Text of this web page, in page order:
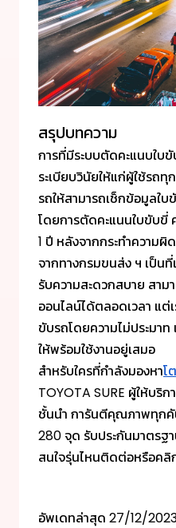
สรุปบทความ
การที่มีระบบตัดคะแนบใบ
ระเบียบวินัยให้แก่ผู้ใช้รถ
รถให้สามารถเช็กข้อมูลใ
โดยการตัดคะแนนใบขับขี่
1 ปี หลังจากกระทำความผิ
จากทางกรมขนส่ง ฯ เป็นที่
รับความสะดวกสบาย สาม
ออนไลน์ได้ตลอดเวลา แต่
ขับรถโดยความไม่ประมา
ให้พร้อมใช้งานอยู่เสมอ
สำหรับใครที่กำลังมองหาโ
TOYOTA SURE ผู้ให้บริ
ชั้นนำ การันตีคุณภาพทุกคั
280 จุด รับประกันมาตรฐ
สนใจรุ่นไหนติดต่อหรือคลิ
อัพเดทล่าสุด 27/12/